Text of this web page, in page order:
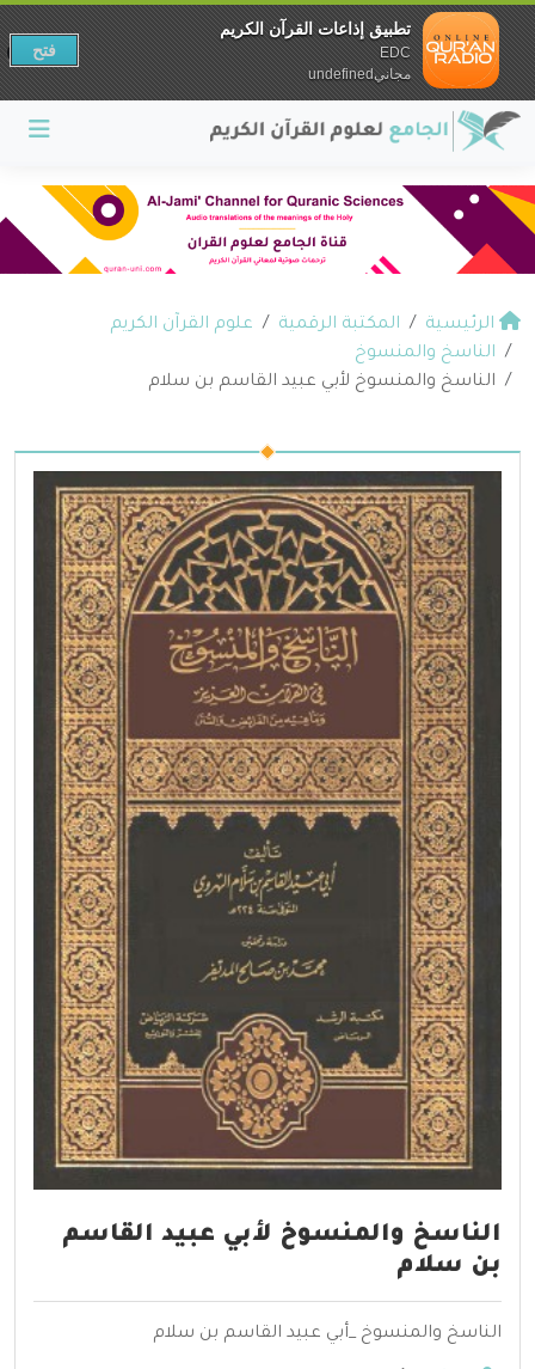
الرئيسية المكتبة الرقمية
علوم القرآن الكريم
الناسخ والمنسوخ
الناسخ والمنسوخ لأبي عبيد القاسم بن سلام
الناسخ والمنسوخ لأبي عبيد القاسم
بن سلام
الناسخ والمنسوخ _أبي عبيد القاسم بن سلام
تطبيق إذاعات القرآن الكريم
EDC
مجانيundefined
فتح